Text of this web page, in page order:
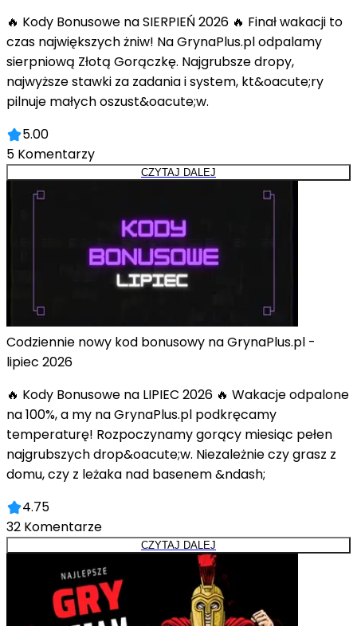
🔥 Kody Bonusowe na SIERPIEŃ 2026 🔥 Finał wakacji to
czas największych żniw! Na GrynaPlus.pl odpalamy
sierpniową Złotą Gorączkę. Najgrubsze dropy,
najwyższe stawki za zadania i system, kt&oacute;ry
pilnuje małych oszust&oacute;w.
5.00
5 Komentarzy
CZYTAJ DALEJ
Codziennie nowy kod bonusowy na GrynaPlus.pl -
lipiec 2026
🔥 Kody Bonusowe na LIPIEC 2026 🔥 Wakacje odpalone
na 100%, a my na GrynaPlus.pl podkręcamy
temperaturę! Rozpoczynamy gorący miesiąc pełen
najgrubszych drop&oacute;w. Niezależnie czy grasz z
domu, czy z leżaka nad basenem &ndash;
4.75
32 Komentarze
CZYTAJ DALEJ